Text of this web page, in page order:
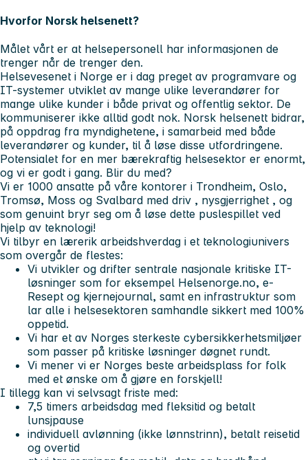
Hvorfor Norsk helsenett?
Målet vårt er at helsepersonell har informasjonen de
trenger når de trenger den.
Helsevesenet i Norge er i dag preget av programvare og
IT-systemer utviklet av mange ulike leverandører for
mange ulike kunder i både privat og offentlig sektor. De
kommuniserer ikke alltid godt nok. Norsk helsenett bidrar,
på oppdrag fra myndighetene, i samarbeid med både
leverandører og kunder, til å løse disse utfordringene.
Potensialet for en mer bærekraftig helsesektor er enormt,
og vi er godt i gang. Blir du med?
Vi er 1000 ansatte på våre kontorer i Trondheim, Oslo,
Tromsø, Moss og Svalbard med driv , nysgjerrighet , og
som genuint bryr seg om å løse dette puslespillet ved
hjelp av teknologi!
Vi tilbyr en lærerik arbeidshverdag i et teknologiunivers
som overgår de flestes:
Vi utvikler og drifter sentrale nasjonale kritiske IT-
løsninger som for eksempel Helsenorge.no, e-
Resept og kjernejournal, samt en infrastruktur som
lar alle i helsesektoren samhandle sikkert med 100%
oppetid.
Vi har et av Norges sterkeste cybersikkerhetsmiljøer
som passer på kritiske løsninger døgnet rundt.
Vi mener vi er Norges beste arbeidsplass for folk
med et ønske om å gjøre en forskjell!
I tillegg kan vi selvsagt friste med:
7,5 timers arbeidsdag med fleksitid og betalt
lunsjpause
individuell avlønning (ikke lønnstrinn), betalt reisetid
og overtid